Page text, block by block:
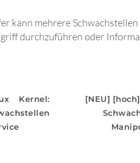
kann mehrere
durchzuführen oder
Kernel:
[NEU]